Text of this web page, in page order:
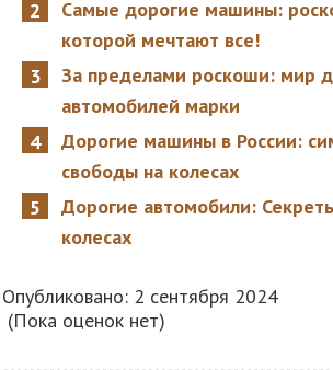
Самые дорогие машины:
которой мечтают все!
За пределами роскоши: мир
автомобилей марки
Дорогие машины в России:
свободы на колесах
Дорогие автомобили:
колесах
Опубликовано: 2 сентября 2024
(Пока оценок нет)